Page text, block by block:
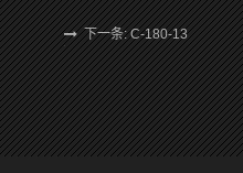
下一条: C-180-13